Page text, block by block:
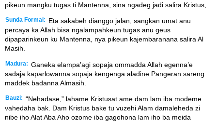
pikeun mangku tugas ti Mantenna, sina ngadeg jadi salira Kristus,
Sunda Formal:
Eta sakabeh dianggo jalan, sangkan umat anu
percaya ka Allah bisa ngalampahkeun tugas anu geus
dipaparinkeun ku Mantenna, nya pikeun kajembaranana salira Al
Masih.
Madura: Ganeka elampa’agi sopaja ommadda Allah egenna’e
sadaja kaparlowanna sopaja kengenga aladine Pangeran sareng
maddek badanna Almasih.
Bauzi: “Nehadase,” lahame Kristusat ame dam lam iba modeme
vahedaha bak. Dam Kristus bake tu vuzehi Alam damaleheda zi
nibe iho Alat Aba Aho ozome iba gagohona lam iho ba meida